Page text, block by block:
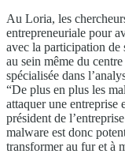
Au Loria, les
entrepreneuriale pour
avec la participation de
au sein même du
spécialisée dans
“De plus en plus les
attaquer une entreprise
président de
malware est donc
transformer au fur et à